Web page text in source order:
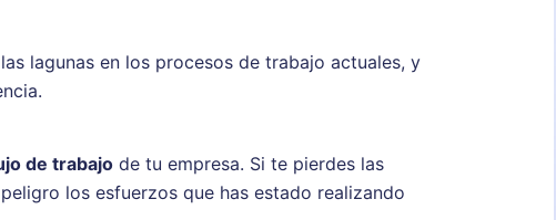
lagunas en los procesos de trabajo actuales, y
de trabajo de tu empresa. Si te pierdes las
los esfuerzos que has estado realizando